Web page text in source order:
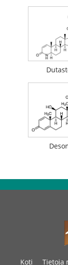
Koti Tietoja